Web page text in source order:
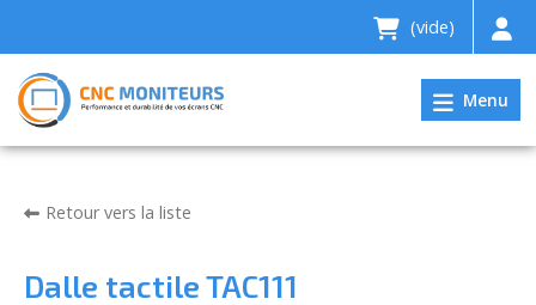
(vide)
Menu
Retour vers la liste
Dalle tactile TAC111